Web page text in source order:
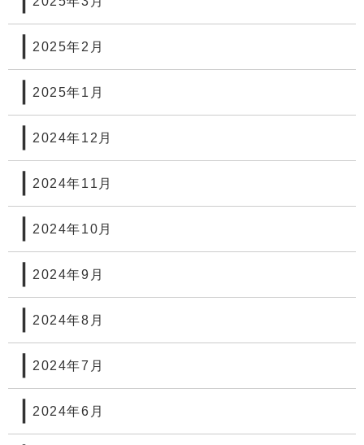
2025年2月
2025年1月
2024年12月
2024年11月
2024年10月
2024年9月
2024年8月
2024年7月
2024年6月